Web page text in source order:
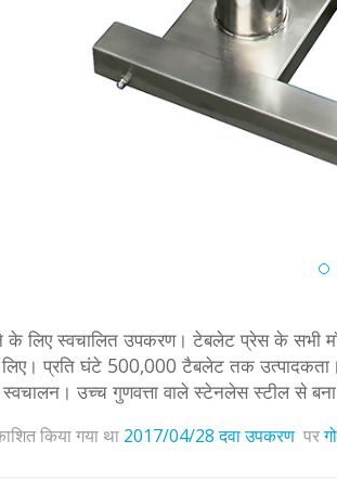
के लिए स्वचालित उपकरण। टेबलेट प्रेस के सभी
लिए। प्रति घंटे 500,000 टैबलेट तक
उच्च गुणवत्ता वाले स्टेनलेस स्टील से
किया गया था 2017/04/28 दवा उपकरण पर